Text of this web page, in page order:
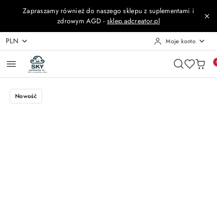
Przejdź do treści głównej
Przejdź do wyszukiwarki
Przejdź do moje konto
Przejdź do menu głównego
Przejdź do opisu produktu
Przejdź do stopki
Zapraszamy również do naszego sklepu z suplementami i
zdrowym AGD - sklep.adcreator.pl
PLN Moje konto
Nowość